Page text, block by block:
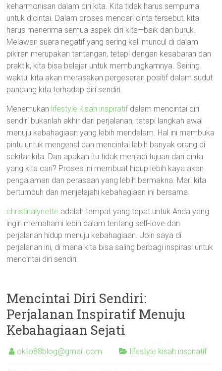
keharmonisan dalam diri kita. Kita tidak harus sempurna
untuk dicintai. Dalam proses mencari cinta tersebut, kita
harus menerima semua aspek diri kita—baik dan buruk.
Melawan suara negatif yang sering kali muncul di dalam
pikiran merupakan tantangan, tetapi dengan kesabaran dan
praktik, kita bisa belajar untuk membungkamnya. Seiring
waktu, kita akan merasakan pergeseran positif dalam sudut
pandang kita terhadap diri sendiri.
Menemukan lifestyle kisah inspiratifdalam mencintai diri
sendiri bukanlah akhir dari perjalanan, tetapi langkah awal
menuju kebahagiaan yang lebih mendalam. Hal ini membuka
pintu untuk mengenal dan mencintai lebih banyak orang di
sekitar kita. Dan apakah itu tidak menjadi tujuan dari cinta
yang kita cari? Proses ini membuat hidup lebih kaya akan
pengalaman dan perasaan yang lebih bermakna. Mari kita
bertumbuh dan menjelajahi kebahagiaan ini bersama.
christinalynette adalah tempat yang tepat untuk Anda yang
ingin memahami lebih dalam tentang self-love dan
perjalanan hidup menuju kebahagiaan. Join saya di
perjalanan ini, di mana kita bisa saling berbagi inspirasi untuk
mencintai diri sendiri.
Mencintai Diri Sendiri:
Perjalanan Inspiratif Menuju
Kebahagiaan Sejati
okto88blog@gmail.com lifestyle kisah inspiratif